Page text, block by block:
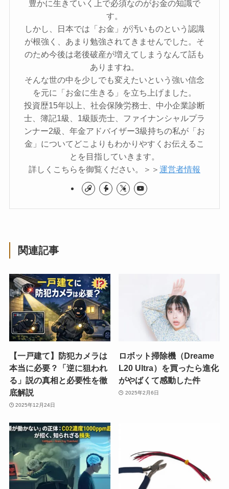
豊かに生きていく上で必須なのがお金の知識で
す。
しかし、日本では「お金」が汚いものという認識
が根強く、あまり勉強されてきませんでした。そ
のため今後は老後破産が増えてしまうなんて話も
ありますね。
そんな世の中を少しでも変えたいという強い信念
を元に「お金に生きる」を立ち上げました。
投資歴15年以上、社会保険労務士、中小企業診断
士、簿記1級、1級販売士、ファイナンシャルプラ
ンナー2級、年金アドバイザー3級持ちの私が「お
金」についてどこよりもわかりやすくお伝えるこ
とを目指していきます。
詳しくこちらを御覧ください。＞＞ 運営者情報
関連記事
【一戸建て】防犯カメラは
本当に必要？「逆に狙われ
る」説の真相と必要性を徹
底解説
2025年12月24日
ロボット掃除機（Dreame
L20 Ultra）を買ったら進化
がやばくて感動した件
2025年2月6日